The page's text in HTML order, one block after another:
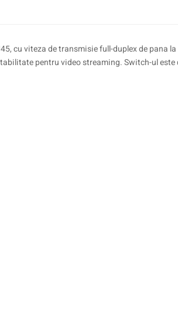
cu viteza de transmisie full-duplex de
pentru video streaming. Switch-ul